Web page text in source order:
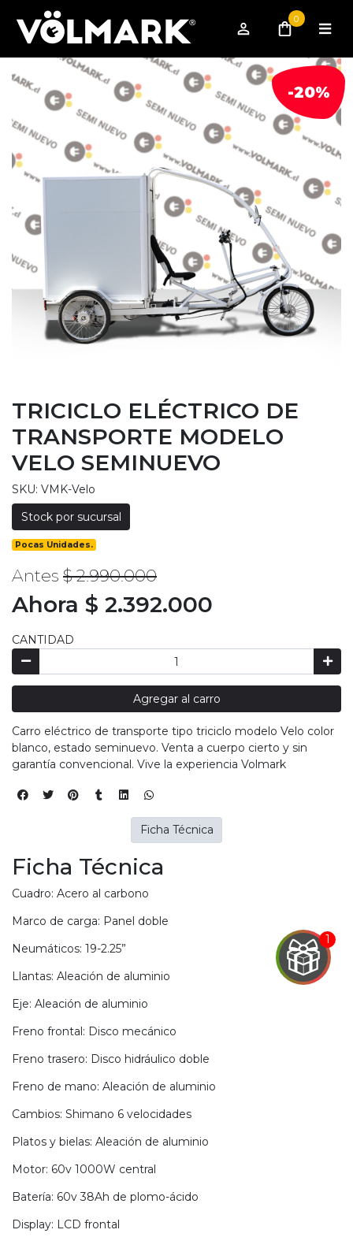
correo y
premios
JUGAR
$
0
-20%
TRICICLO ELÉCTRICO DE
TRANSPORTE MODELO
VELO SEMINUEVO
SKU: VMK-Velo
Stock por sucursal
Pocas Unidades.
Antes $ 2.990.000
Ahora $ 2.392.000
CANTIDAD
Agregar al carro
Carro eléctrico de transporte tipo triciclo modelo Velo color
blanco, estado seminuevo. Venta a cuerpo cierto y sin
garantía convencional. Vive la experiencia Volmark
Ficha Técnica
Cuadro: Acero al carbono
Marco de carga: Panel doble
Neumáticos: 19-2.25”
Llantas: Aleación de aluminio
Eje: Aleación de aluminio
Freno frontal: Disco mecánico
Freno trasero: Disco hidráulico doble
Freno de mano: Aleación de aluminio
Cambios: Shimano 6 velocidades
Platos y bielas: Aleación de aluminio
Motor: 60v 1000W central
Batería: 60v 38Ah de plomo-ácido
Display: LCD frontal
Ficha Técnica